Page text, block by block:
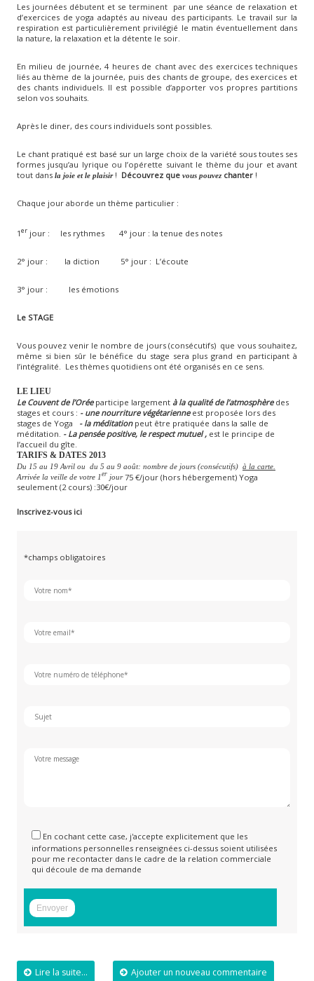
Les journées débutent et se terminent par une séance de relaxation et
d’exercices de yoga adaptés au niveau des participants. Le travail sur la
respiration est particulièrement privilégié le matin éventuellement dans
la nature, la relaxation et la détente le soir.
En milieu de journée, 4 heures de chant avec des exercices techniques
liés au thème de la journée, puis des chants de groupe, des exercices et
des chants individuels. Il est possible d’apporter vos propres partitions
selon vos souhaits.
Après le diner, des cours individuels sont possibles.
Le chant pratiqué est basé sur un large choix de la variété sous toutes ses
formes jusqu’au lyrique ou l’opérette suivant le thème du jour et avant
tout dans la joie et le plaisir! Découvrez que vous pouvez chanter!
Chaque jour aborde un thème particulier :
1erjour : les rythmes 4° jour : la tenue des notes
2° jour : la diction 5° jour : L’écoute
3° jour : les émotions
Le STAGE
Vous pouvez venir le nombre de jours (consécutifs) que vous souhaitez,
même si bien sûr le bénéfice du stage sera plus grand en participant à
l’intégralité. Les thèmes quotidiens ont été organisés en ce sens.
LE LIEU
Le Couvent de l’Orée participe largementà la qualité de l’atmosphère des
stages et cours : - une nourriture végétarienne est proposée lors des
stages de Yoga - la méditation peut être pratiquée dans la salle de
méditation. - La pensée positive, le respect mutuel , est le principe de
l’accueil du gîte.
TARIFS & DATES 2013
Du 15 au 19 Avril ou du 5 au 9 août: nombre de jours (consécutifs) à la carte.
Arrivée la veille de votre 1 er jour75 €/jour (hors hébergement) Yoga
seulement (2 cours) :30€/jour
Inscrivez-vous ici
*champs obligatoires
En cochant cette case, j'accepte explicitement que les
informations personnelles renseignées ci-dessus soient utilisées
pour me recontacter dans le cadre de la relation commerciale
qui découle de ma demande
Lire la suite... Ajouter un nouveau commentaire